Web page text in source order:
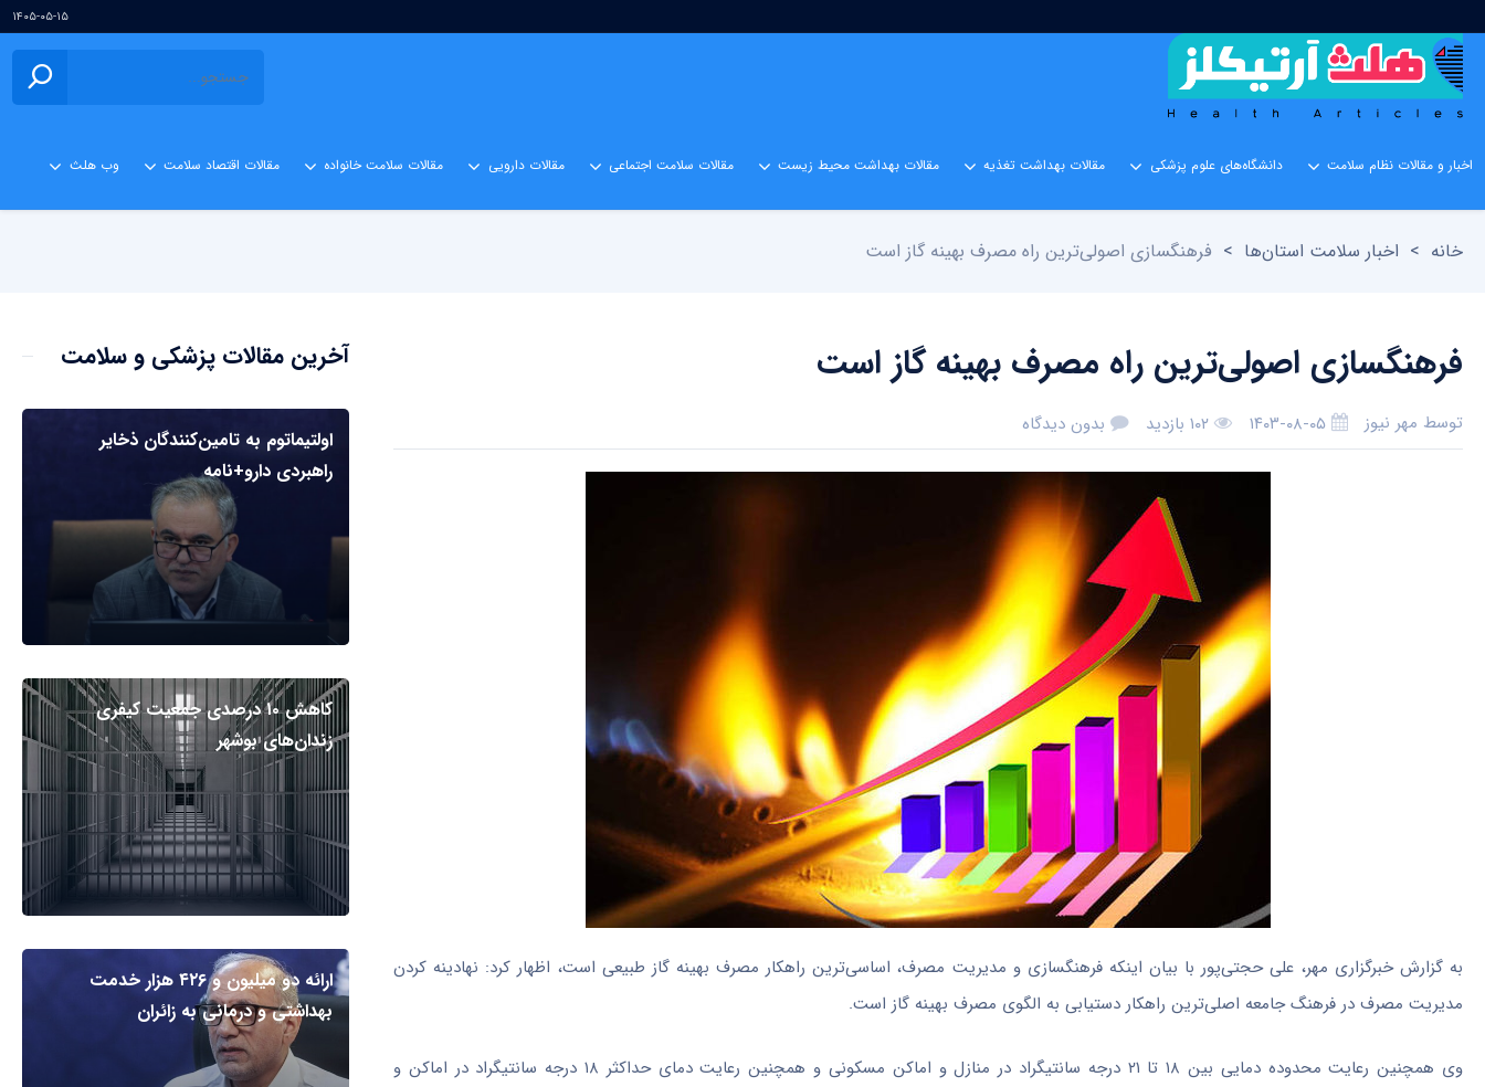
۱۴۰۵-۰۵-۱۵
اخبار و مقالات نظام سلامت دانشگاه‌های علوم پزشکی مقالات بهداشت تغذیه مقالات بهداشت محیط زیست مقالات سلامت اجتماعی مقالات دارویی مقالات سلامت خانواده مقالات اقتصاد سلامت وب هلث
خانه > اخبار سلامت استان‌ها > فرهنگسازی اصولی‌ترین راه مصرف بهینه گاز است‌
فرهنگسازی اصولی‌ترین راه مصرف بهینه گاز است‌
توسط مهر نیوز ۱۴۰۳-۰۸-۰۵ ۱۰۲ بازدید بدون دیدگاه
به گزارش خبرگزاری مهر، علی حجتی‌پور با بیان اینکهفرهنگسازی و مدیریت مصرف، اساسی‌ترین راهکار مصرف بهینه گاز طبیعی است، اظهار کرد: نهادینه کردن
مدیریت مصرف در فرهنگ جامعه اصلی‌ترین راهکار دستیابی به الگوی مصرف بهینه گاز است.
وی همچنین رعایت محدوده دمایی بین ۱۸ تا ۲۱ درجه سانتیگراد در منازل و اماکن مسکونی و همچنین رعایت دمای حداکثر ۱۸ درجه سانتیگراد در اماکن و
آخرین مقالات پزشکی و سلامت
اولتیماتوم به تامین‌کنندگان ذخایر
راهبردی دارو+نامه
کاهش ۱۰ درصدی جمعیت کیفری
زندان‌های بوشهر
ارائه دو میلیون و ۴۲۶ هزار خدمت
بهداشتی و درمانی به زائران